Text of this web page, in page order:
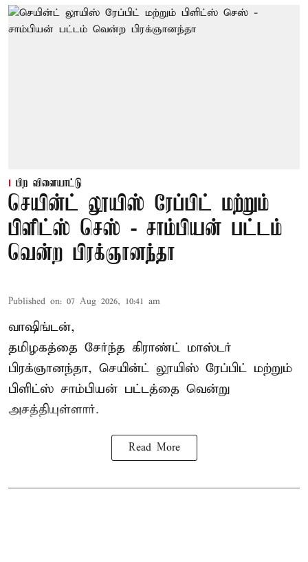
பிற விளையாட்டு
செயின்ட் லூயிஸ் ரேப்பிட் மற்றும்
பிளிட்ஸ் செஸ் - சாம்பியன் பட்டம்
வென்ற பிரக்ஞானந்தா
Published on: 07 Aug 2026, 10:41 am
வாஷிங்டன்,
தமிழகத்தை சேர்ந்த கிராண்ட் மாஸ்டர்
பிரக்ஞானந்தா, செயின்ட் லூயிஸ் ரேப்பிட் மற்றும்
பிளிட்ஸ் சாம்பியன் பட்டத்தை வென்று
அசத்தியுள்ளார்.
Read More